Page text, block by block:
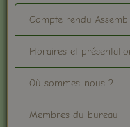
Compte rendu
Horaires et
Où sommes-nous ?
Membres du bureau